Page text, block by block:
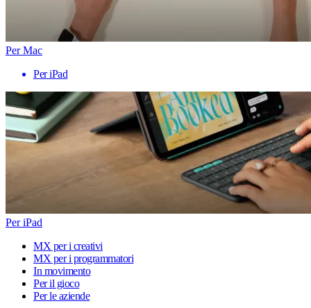
Per Mac
Per iPad
Per iPad
MX per i creativi
MX per i programmatori
In movimento
Per il gioco
Per le aziende